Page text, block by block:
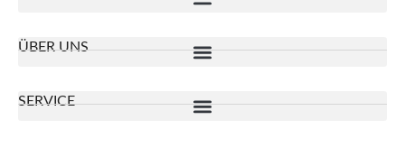
ÜBER UNS
SERVICE